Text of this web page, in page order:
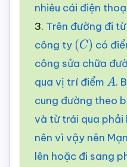
nhiêu cái điện
3. Trên đường đi
công ty (C) có
công sửa chữa
qua vị trí điểm A.
cung đường theo
và từ trái qua phải
nên vì vậy nên
lên hoặc đi sang